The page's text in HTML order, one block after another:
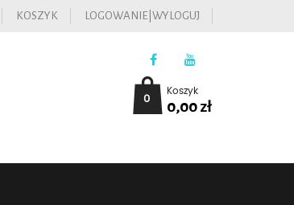
KOSZYK LOGOWANIE|WYLOGUJ
Koszyk
0,00zł
0